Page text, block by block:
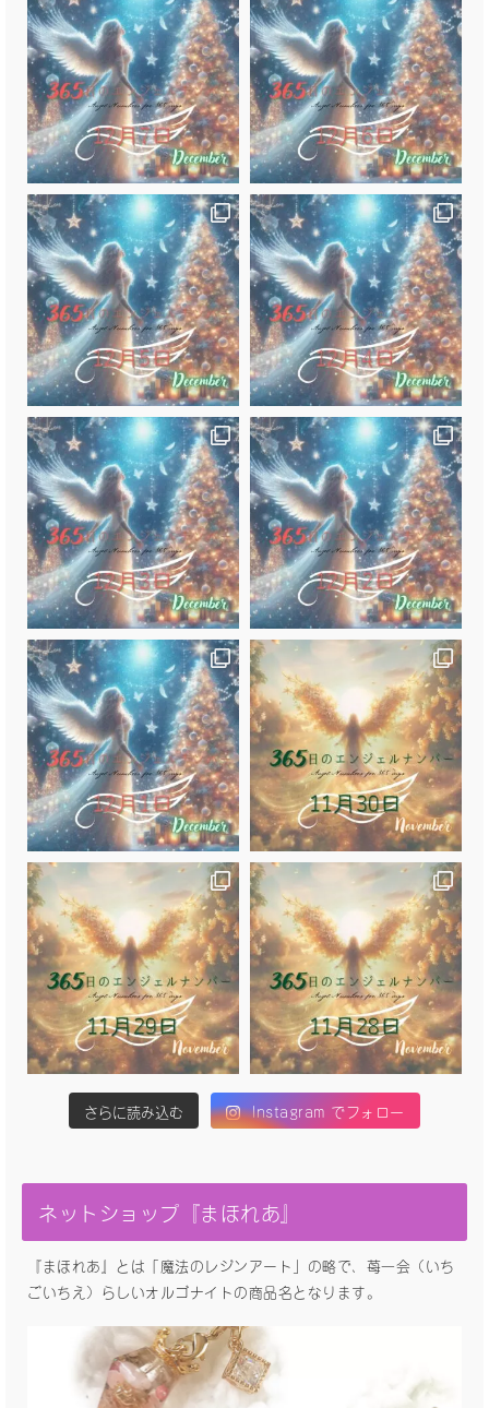
さらに読み込む Instagram でフォロー
ネットショップ『まほれあ』
『まほれあ』とは「魔法のレジンアート」の略で、苺一会（いち
ごいちえ）らしいオルゴナイトの商品名となります。